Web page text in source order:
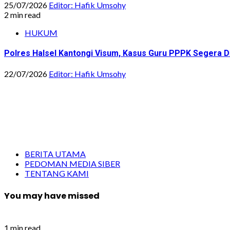
25/07/2026 Editor: Hafik Umsohy
2 min read
HUKUM
Polres Halsel Kantongi Visum, Kasus Guru PPPK Segera
22/07/2026 Editor: Hafik Umsohy
BERITA UTAMA
PEDOMAN MEDIA SIBER
TENTANG KAMI
You may have missed
1 min read